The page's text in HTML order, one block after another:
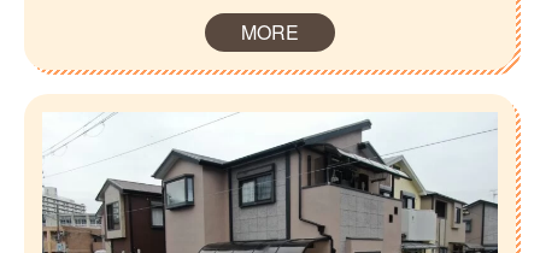
MORE